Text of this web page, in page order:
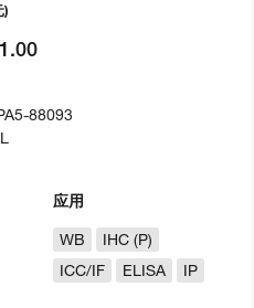
应用
WB
IHC (P)
ICC/IF
ELISA IP
)
88093